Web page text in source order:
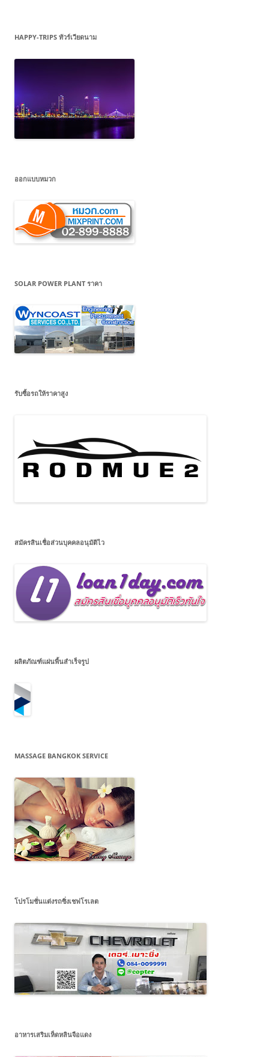
HAPPY-TRIPS ทัวร์เวียดนาม
ออกแบบหมวก
SOLAR POWER PLANT ราคา
รับซื้อรถให้ราคาสูง
สมัครสินเชื่อส่วนบุคคลอนุมัติไว
ผลิตภัณฑ์แผ่นพื้นสำเร็จรูป
MASSAGE BANGKOK SERVICE
โปรโมชั่นแต่งรถซิ่งเชฟโรเลต
อาหารเสริมเห็ดหลินจือแดง